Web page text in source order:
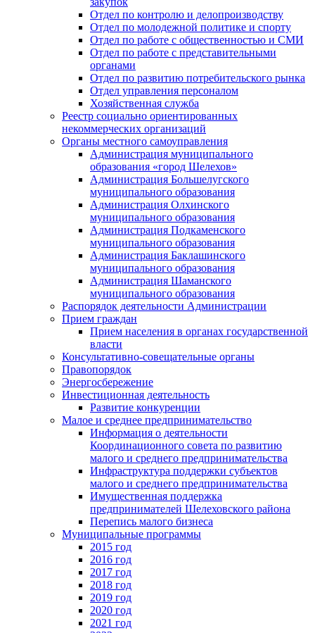
Отдел по контролю и делопроизводству
Отдел по молодежной политике и спорту
Отдел по работе с общественностью и СМИ
Отдел по работе с представительными
органами
Отдел по развитию потребительского рынка
Отдел управления персоналом
Хозяйственная служба
Реестр социально ориентированных
некоммерческих организаций
Органы местного самоуправления
Администрация муниципального
образования «город Шелехов»
Администрация Большелугского
муниципального образования
Администрация Олхинского
муниципального образования
Администрация Подкаменского
муниципального образования
Администрация Баклашинского
муниципального образования
Администрация Шаманского
муниципального образования
Распорядок деятельности Администрации
Прием граждан
Прием населения в органах государственной
власти
Консультативно-совещательные органы
Правопорядок
Энергосбережение
Инвестиционная деятельность
Развитие конкуренции
Малое и среднее предпринимательство
Информация о деятельности
Координационного совета по развитию
малого и среднего предпринимательства
Инфраструктура поддержки субъектов
малого и среднего предпринимательства
Имущественная поддержка
предпринимателей Шелеховского района
Перепись малого бизнеса
Муниципальные программы
2015 год
2016 год
2017 год
2018 год
2019 год
2020 год
2021 год